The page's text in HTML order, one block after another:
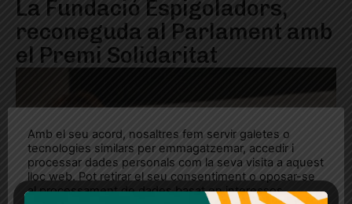
La Fundació Espigoladors,
reconeguda al Parlament amb
el Premi Solidaritat
Amb el seu acord, nosaltres fem servir galetes o
tecnologies similars per emmagatzemar, accedir i
processar dades personals com la seva visita a aquest
lloc web. Pot retirar el seu consentiment o oposar-se
al processament de dades basat en interessos